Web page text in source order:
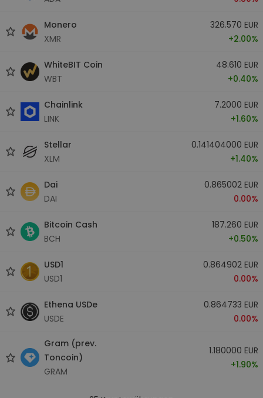
Monero
XMR
326.570 EUR
+2.00%
WhiteBIT Coin
WBT
48.610 EUR
+0.40%
Chainlink
LINK
7.2000 EUR
+1.60%
Stellar
XLM
0.141404000 EUR
+1.40%
Dai
DAI
0.865002 EUR
0.00%
Bitcoin Cash
BCH
187.260 EUR
+0.50%
USD1
USD1
0.864902 EUR
0.00%
Ethena USDe
USDE
0.864733 EUR
0.00%
Gram (prev.
Toncoin)
GRAM
1.180000 EUR
+1.90%